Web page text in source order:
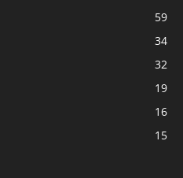
59
34
32
19
16
15